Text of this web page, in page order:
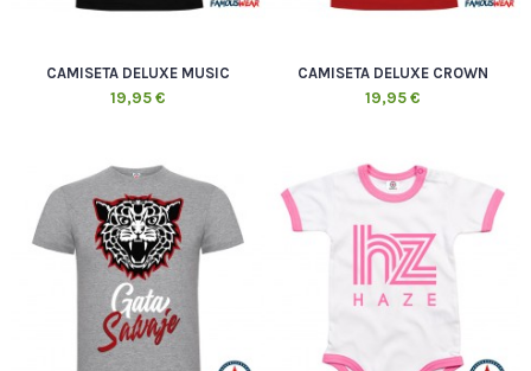
CAMISETA DELUXE MUSIC
19,95 €
CAMISETA DELUXE CROWN
19,95 €